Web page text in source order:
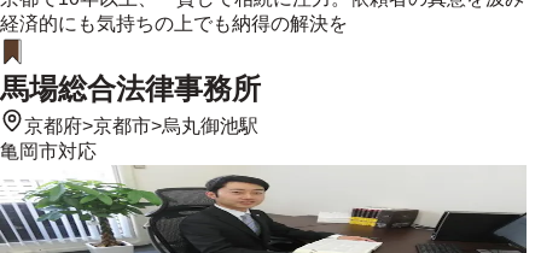
経済的にも気持ちの上でも納得の解決を
馬場総合法律事務所
京都府>京都市>烏丸御池駅
亀岡市対応